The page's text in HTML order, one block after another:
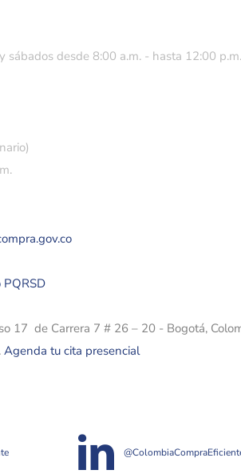
sábados desde 8:00 a.m. - hasta 12:00 p.m.
PQRSD
17 de Carrera 7 # 26 – 20 - Bogotá,
Agenda tu cita presencial